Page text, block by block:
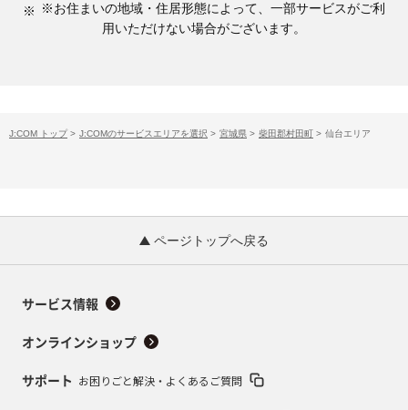
※お住まいの地域・住居形態によって、一部サービスがご利
用いただけない場合がございます。
J:COM トップ > J:COMのサービスエリアを選択 > 宮城県 > 柴田郡村田町 > 仙台エリア
ページトップへ戻る
サービス情報
オンラインショップ
サポート お困りごと解決・よくあるご質問